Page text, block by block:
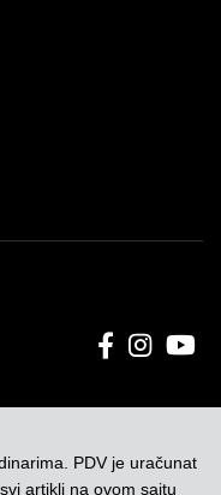
PDV je uračunat
artikli na ovom sajtu